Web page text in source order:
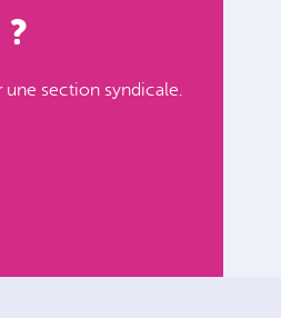
une section syndicale.